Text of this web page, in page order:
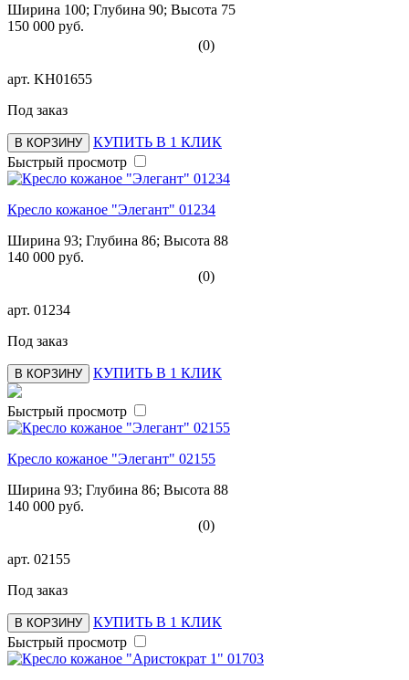
Ширина 100; Глубина 90; Высота 75
150 000 руб.
(0)
арт. KH01655
Под заказ
В КОРЗИНУ
КУПИТЬ В 1 КЛИК
Быстрый просмотр
Кресло кожаное "Элегант" 01234
Ширина 93; Глубина 86; Высота 88
140 000 руб.
(0)
арт. 01234
Под заказ
В КОРЗИНУ КУПИТЬ В 1 КЛИК
Быстрый просмотр
Кресло кожаное "Элегант" 02155
Ширина 93; Глубина 86; Высота 88
140 000 руб.
(0)
арт. 02155
Под заказ
В КОРЗИНУ
КУПИТЬ В 1 КЛИК
Быстрый просмотр